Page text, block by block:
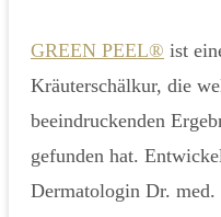
GREEN PEEL® ist
Kräuterschälkur, die
beeindruckenden
gefunden hat.
Dermatologin Dr.